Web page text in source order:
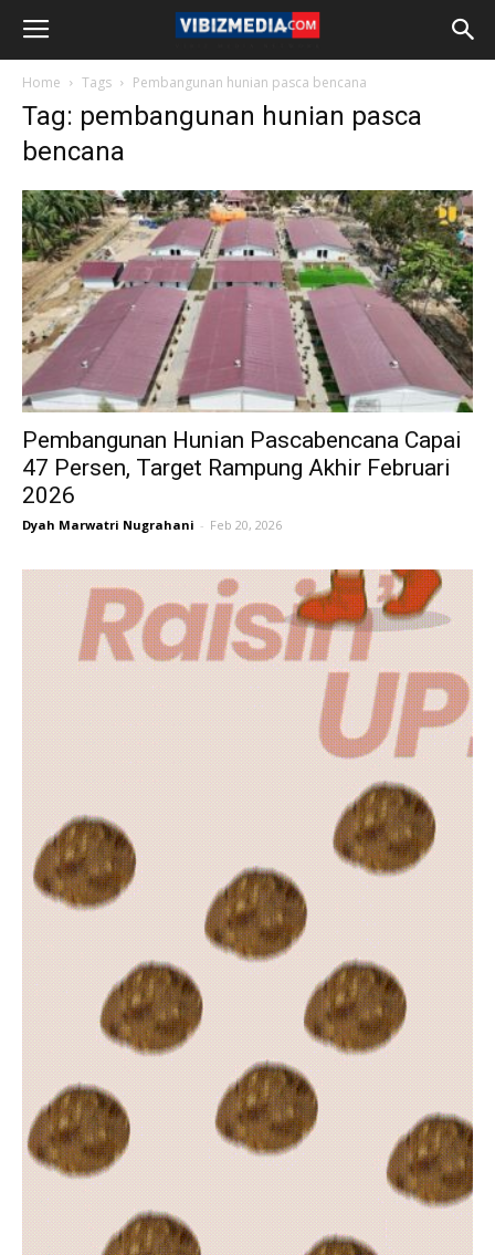
Home Tags Pembangunan hunian pasca bencana
Tag: pembangunan hunian pasca
bencana
Pembangunan Hunian Pascabencana Capai
47 Persen, Target Rampung Akhir Februari
2026
Dyah Marwatri Nugrahani - Feb 20, 2026